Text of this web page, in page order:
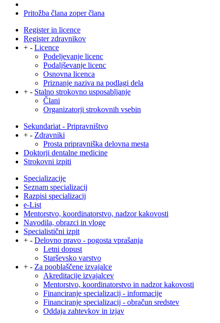
Pritožba člana zoper člana
Register in licence
Register zdravnikov
+ - Licence
Podeljevanje licenc
Podaljševanje licenc
Osnovna licenca
Priznanje naziva na podlagi dela
+ - Stalno strokovno usposabljanje
Člani
Organizatorji strokovnih vsebin
Sekundariat - Pripravništvo
+ - Zdravniki
Prosta pripravniška delovna mesta
Doktorji dentalne medicine
Strokovni izpiti
Specializacije
Seznam specializacij
Razpisi specializacij
e-List
Mentorstvo, koordinatorstvo, nadzor kakovosti
Navodila, obrazci in vloge
Specialistični izpit
+ - Delovno pravo - pogosta vprašanja
Letni dopust
Starševsko varstvo
+ - Za pooblaščene izvajalce
Akreditacije izvajalcev
Mentorstvo, koordinatorstvo in nadzor kakovosti
Financiranje specializacij - informacije
Financiranje specializacij - obračun sredstev
Oddaja zahtevkov in izjav